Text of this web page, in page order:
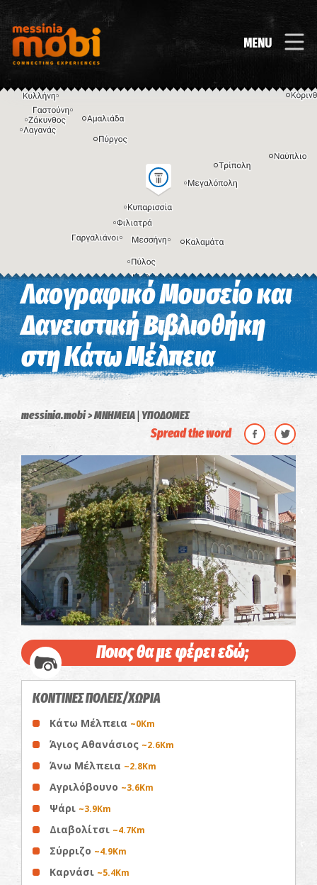
MENU
Η εικόνα ενδέχεται να υπόκειται σε πνευματικά δικαιώματα Όροι
Λαογραφικό Μουσείο και
Δανειστική Βιβλιοθήκη
στη Κάτω Μέλπεια
messinia.mobi ΜΝΗΜΕΙΑ| ΥΠΟΔΟΜΕΣ
Spread the word
Ποιος θα με φέρει εδώ;
ΚΟΝΤΙΝΕΣ ΠΟΛΕΙΣ/ΧΩΡΙΑ
Κάτω Μέλπεια ~0Km
Άγιος Αθανάσιος ~2.6Km
Άνω Μέλπεια ~2.8Km
Αγριλόβουνο ~3.6Km
Ψάρι ~3.9Km
Διαβολίτσι ~4.7Km
Σύρριζο ~4.9Km
Καρνάσι ~5.4Km